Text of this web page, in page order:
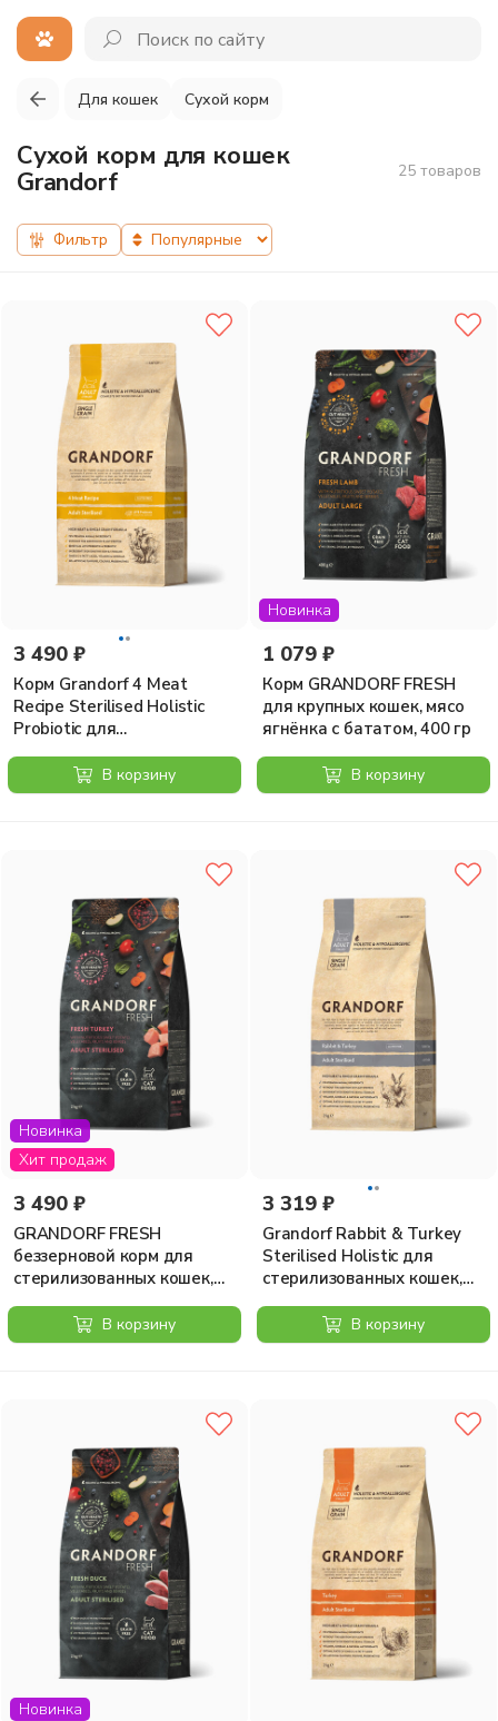
Для кошек Сухой корм
Сухой корм для кошек
Grandorf
25 товаров
Фильтр
3 490 ₽
Корм Grandorf 4 Meat
Recipe Sterilised Holistic
Probiotic для
стерилизованных кошек, с
пробиотиками, 4 вида мяса,
2 кг
В корзину
Новинка
1 079 ₽
Корм GRANDORF FRESH
для крупных кошек, мясо
ягнёнка с бататом, 400 гр
В корзину
Новинка
Хит продаж
3 490 ₽
GRANDORF FRESH
беззерновой корм для
стерилизованных кошек,
мясо индейки с бататом, 2
В корзину
3 319 ₽
Grandorf Rabbit & Turkey
Sterilised Holistic для
стерилизованных кошек,
кролик с индейкой, 2 кг
В корзину
Новинка